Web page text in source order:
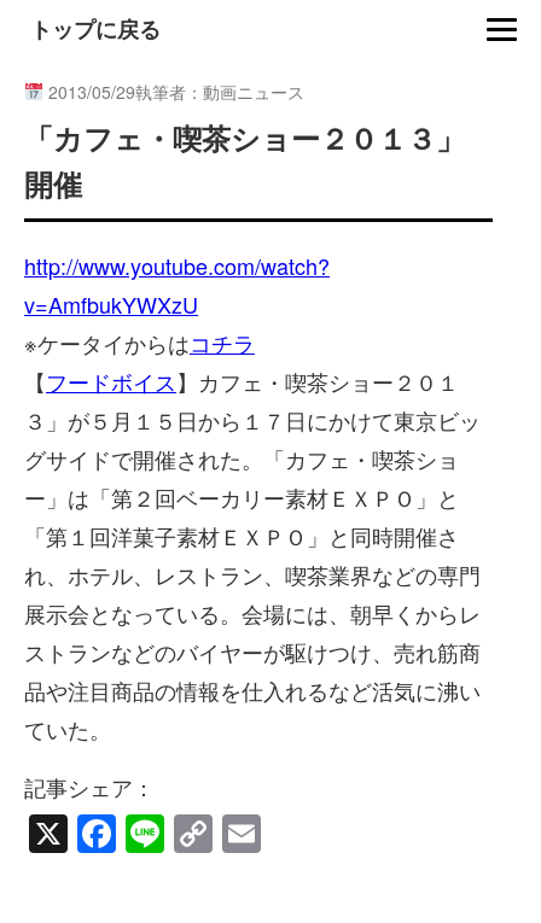
トップに戻る
2013/05/29執筆者：動画ニュース
「カフェ・喫茶ショー２０１３」
開催
http://www.youtube.com/watch?
v=AmfbukYWXzU
※ケータイからはコチラ
【フードボイス】カフェ・喫茶ショー２０１
３」が５月１５日から１７日にかけて東京ビッ
グサイドで開催された。「カフェ・喫茶ショ
ー」は「第２回ベーカリー素材ＥＸＰＯ」と
「第１回洋菓子素材ＥＸＰＯ」と同時開催さ
れ、ホテル、レストラン、喫茶業界などの専門
展示会となっている。会場には、朝早くからレ
ストランなどのバイヤーが駆けつけ、売れ筋商
品や注目商品の情報を仕入れるなど活気に沸い
ていた。
記事シェア：
X Facebook
LineCopy